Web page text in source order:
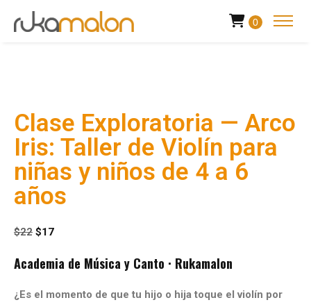
0
Clase Exploratoria — Arco
Iris: Taller de Violín para
niñas y niños de 4 a 6
años
$22 $17
Academia de Música y Canto · Rukamalon
¿Es el momento de que tu hijo o hija toque el violín por